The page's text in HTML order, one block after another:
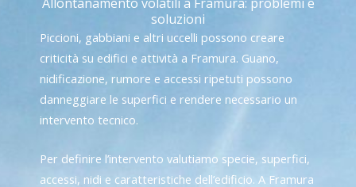
soluzioni
Piccioni, gabbiani e altri uccelli possono creare
criticità su edifici e attività a Framura. Guano,
nidificazione, rumore e accessi ripetuti possono
danneggiare le superfici e rendere necessario un
intervento tecnico.
Per definire l’intervento valutiamo specie, superfici,
accessi, nidi e caratteristiche dell’edificio. A Framura